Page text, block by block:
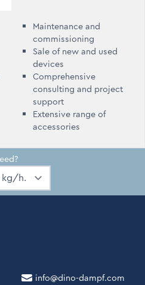
Maintenance and
commissioning
Sale of new and used
devices
Comprehensive
consulting and project
support
Extensive range of
accessories
info@dino-dampf.com